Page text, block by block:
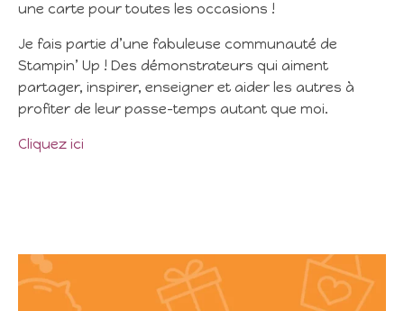
une carte pour toutes les occasions !
Je fais partie d’une fabuleuse communauté de
Stampin’ Up ! Des démonstrateurs qui aiment
partager, inspirer, enseigner et aider les autres à
profiter de leur passe-temps autant que moi.
Cliquez ici